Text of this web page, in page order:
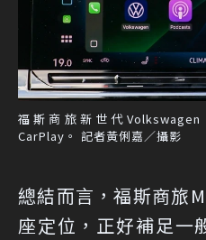
福斯商旅新世代
CarPlay。 記者黃俐嘉／攝影
總結而言，福斯商旅
座定位，正好補足一